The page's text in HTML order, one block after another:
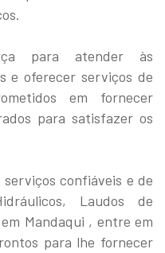
para atender às
e oferecer serviços de
em fornecer
para satisfazer os
confiáveis e de
Laudos de
Mandaqui , entre em
para lhe fornecer